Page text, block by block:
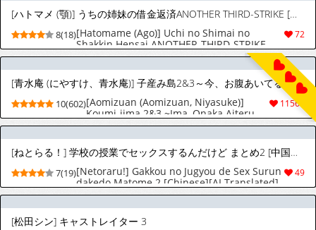
[ハトマメ (顎)] うちの姉妹の借金返済ANOTHER THIRD-STRIKE [中国翻訳] [DL版]
72
8(18)[Hatomame (Ago)] Uchi no Shimai no
Shakkin Hensai ANOTHER-THIRD-STRIKE
[Digital] [种付大叔个人汉化] [Digital]
[青水庵 (にやすけ、青水庵)] 子産み島2&3～今、お腹あいてるよ～ [中国翻訳] [進行中]
11561
10(602)[Aomizuan (Aomizuan, Niyasuke)]
Koumi-jima 2&3 ~Ima, Onaka Aiteru
yo~ [Chinese] [hhh个人汉化] [Ongoing]
[ねとらる！] 学校の授業でセックスするんだけど まとめ2 [中国翻訳][柠檬盐个人机翻]
49
7(19)[Netoraru!] Gakkou no Jugyou de Sex Surun
dakedo Matome 2 [Chinese][AI Translated]
[松田シン] キャストレイター 3